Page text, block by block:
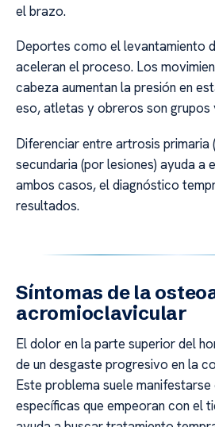
el brazo.
Deportes como el levantamiento
aceleran el proceso. Los
cabeza aumentan la presión en
eso, atletas y obreros son grupos
Diferenciar entre artrosis primaria
secundaria (por lesiones) ayuda a
ambos casos, el diagnóstico
resultados.
Síntomas de la
acromioclavicular
El dolor en la parte superior del
de un desgaste progresivo en la
Este problema suele
específicas que empeoran con el